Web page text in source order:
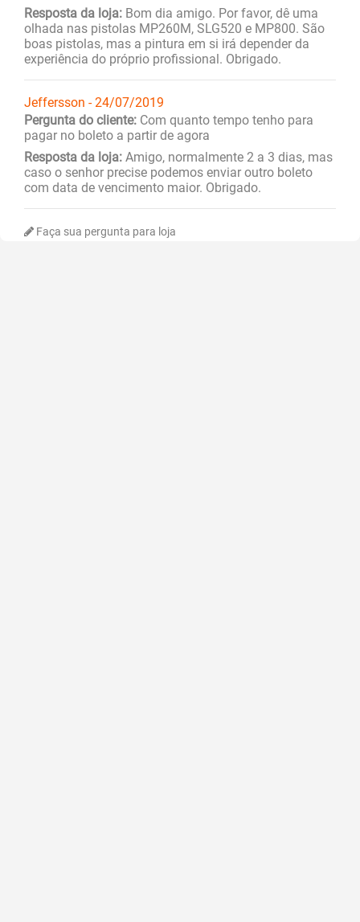
Resposta da loja: Bom dia amigo. Por favor, dê uma
olhada nas pistolas MP260M, SLG520 e MP800. São
boas pistolas, mas a pintura em si irá depender da
experiência do próprio profissional. Obrigado.
Jeffersson - 24/07/2019
Pergunta do cliente: Com quanto tempo tenho para
pagar no boleto a partir de agora
Resposta da loja: Amigo, normalmente 2 a 3 dias, mas
caso o senhor precise podemos enviar outro boleto
com data de vencimento maior. Obrigado.
Faça sua pergunta para loja